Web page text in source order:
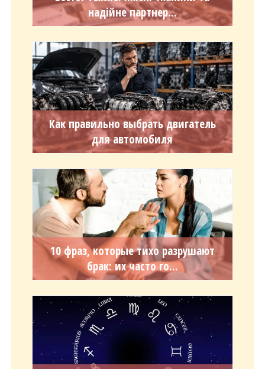
надійне партнер...
Как правильно выбрать двигатель
для автомобиля
10 фраз, которые тихо разрушают
брак: их часто го...